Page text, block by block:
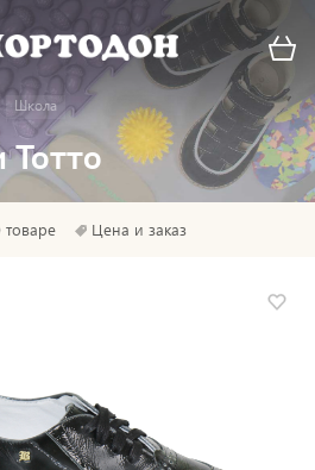
Школа
Тотто
Цена и заказ